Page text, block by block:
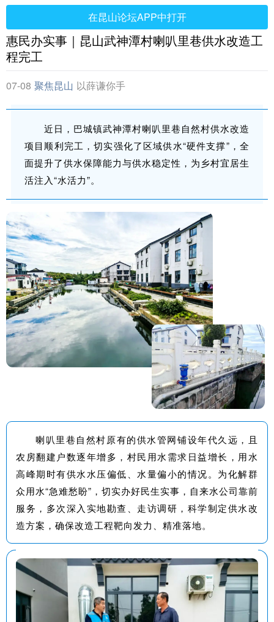
在昆山论坛APP中打开
惠民办实事｜昆山武神潭村喇叭里巷供水改造工
程完工
07-08 聚焦昆山 以薛谦你手
近日，巴城镇武神潭村喇叭里巷自然村供水改造
项目顺利完工，切实强化了区域供水“硬件支撑”，全
面提升了供水保障能力与供水稳定性，为乡村宜居生
活注入“水活力”。
喇叭里巷自然村原有的供水管网铺设年代久远，且
农房翻建户数逐年增多，村民用水需求日益增长，用水
高峰期时有供水水压偏低、水量偏小的情况。为化解群
众用水“急难愁盼”，切实办好民生实事，自来水公司靠前
服务，多次深入实地勘查、走访调研，科学制定供水改
造方案，确保改造工程靶向发力、精准落地。